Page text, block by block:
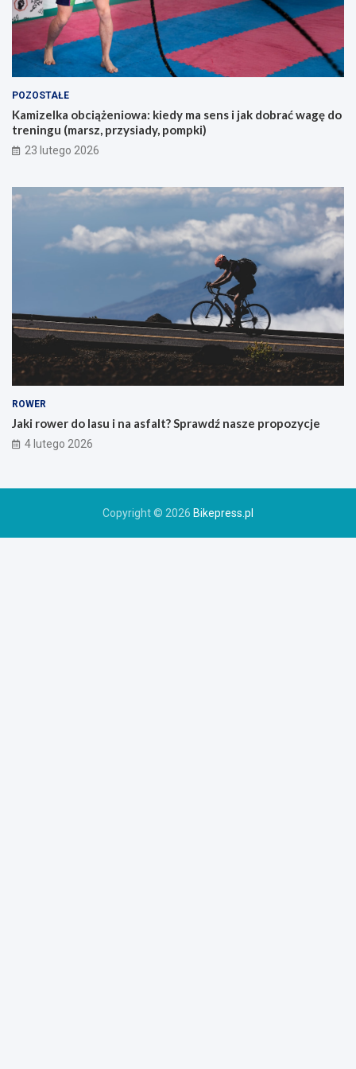
k
a
ą
c
h
p
i
e
w
s
r
s
i
g
o
r
o
w
u
POZOSTAŁE
Kamizelka obciążeniowa: kiedy ma sens i jak dobrać wagę do
treningu (marsz, przysiady, pompki)
23 lutego 2026
ROWER
Jaki rower do lasu i na asfalt? Sprawdź nasze propozycje
4 lutego 2026
Copyright © 2026 Bikepress.pl